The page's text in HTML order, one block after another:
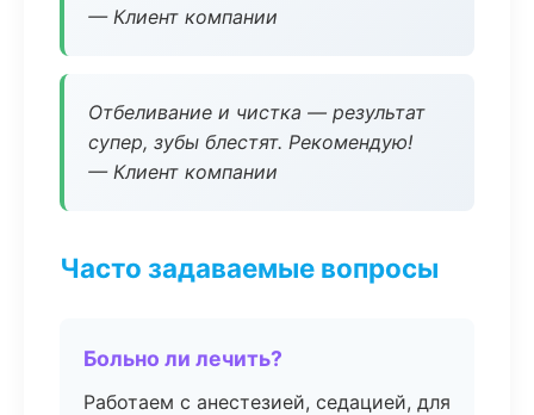
— Клиент компании
Отбеливание и чистка — результат
супер, зубы блестят. Рекомендую!
— Клиент компании
Часто задаваемые вопросы
Больно ли лечить?
Работаем с анестезией, седацией, для